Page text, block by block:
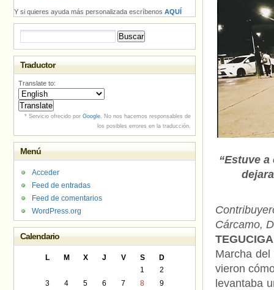
“Estuve
Cárcamo,
Marcha
vieron
levantaba
Y si quieres ayuda más personalizada escríbenos AQUÍ
Traductor
Translate to:
* Servicio ofrecido por Google. No nos hacemos responsables de
los posibles errores en la traducción.
Menú
Acceder
Feed de entradas
Feed de comentarios
WordPress.org
Calendario
L M X J V S
D
1
2
3
4 5 6 7 8
9